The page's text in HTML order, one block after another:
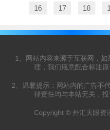
16 17 18
1、网站内容来源于互联网，
理，我们愿意配合标注原
2、温馨提示：网站内的广告不
律责任均与本站无关，
Copyright © 外汇天眼资